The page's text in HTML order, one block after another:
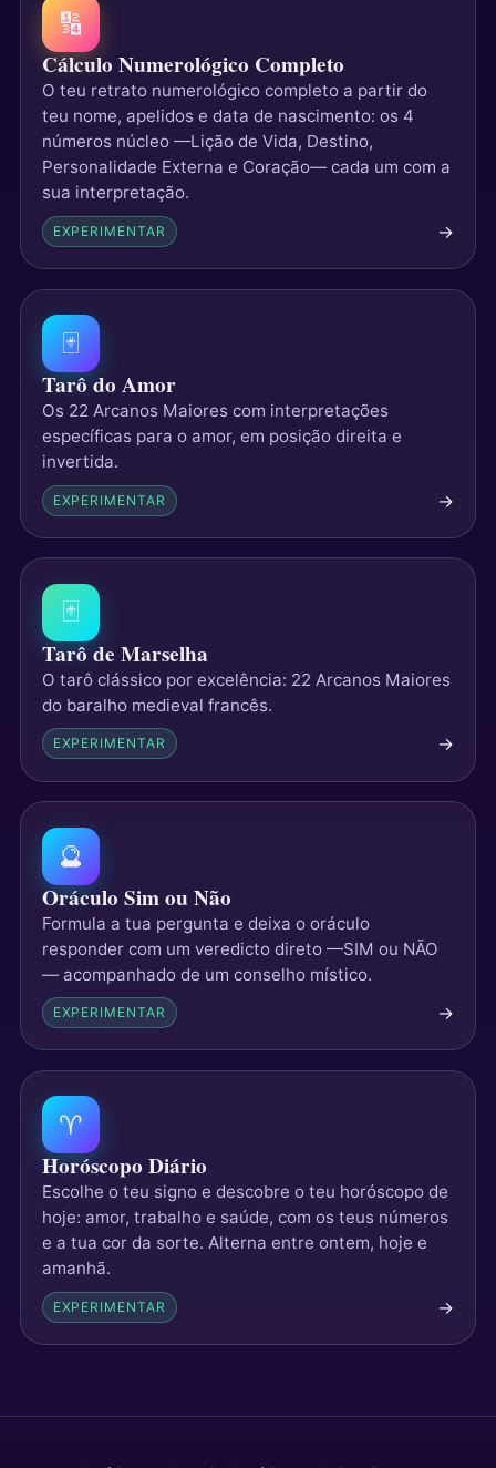
🔢
Cálculo Numerológico Completo
O teu retrato numerológico completo a partir do
teu nome, apelidos e data de nascimento: os 4
números núcleo —Lição de Vida, Destino,
Personalidade Externa e Coração— cada um com a
sua interpretação.
EXPERIMENTAR →
🃏
Tarô do Amor
Os 22 Arcanos Maiores com interpretações
específicas para o amor, em posição direita e
invertida.
EXPERIMENTAR →
🃏
Tarô de Marselha
O tarô clássico por excelência: 22 Arcanos Maiores
do baralho medieval francês.
EXPERIMENTAR →
🔮
Oráculo Sim ou Não
Formula a tua pergunta e deixa o oráculo
responder com um veredicto direto —SIM ou NÃO
— acompanhado de um conselho místico.
EXPERIMENTAR →
♈
Horóscopo Diário
Escolhe o teu signo e descobre o teu horóscopo de
hoje: amor, trabalho e saúde, com os teus números
e a tua cor da sorte. Alterna entre ontem, hoje e
amanhã.
EXPERIMENTAR →